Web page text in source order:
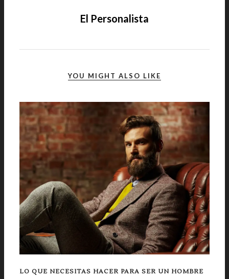
El Personalista
YOU MIGHT ALSO LIKE
LO QUE NECESITAS HACER PARA SER UN HOMBRE